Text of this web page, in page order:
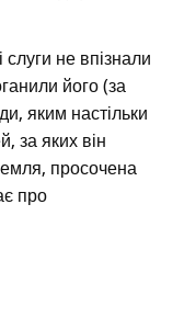
слуги не впізнали
його (за
яким настільки
за яких він
просочена
про